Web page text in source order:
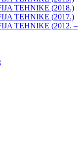
TEHNIKE (2018.)
TEHNIKE (2017.)
TEHNIKE (2012. –